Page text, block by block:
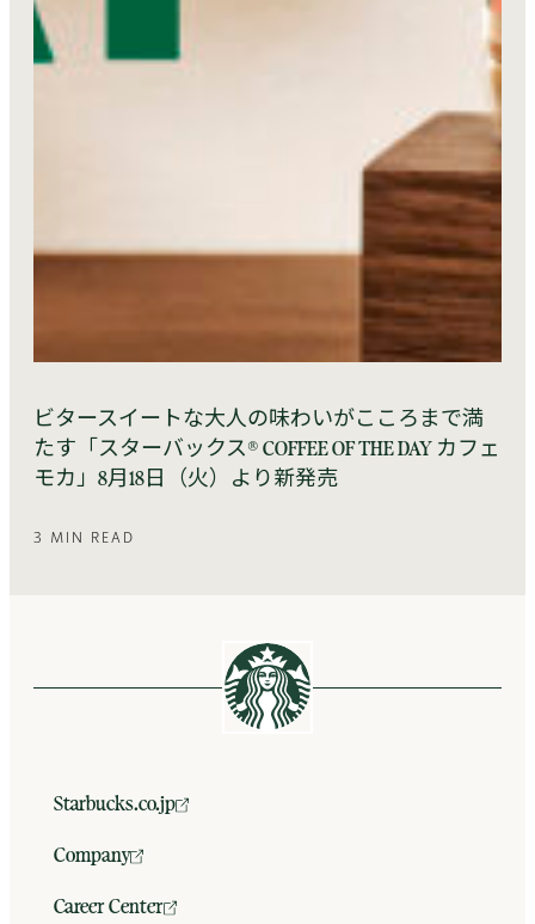
ビタースイートな大人の味わいがこころまで満
たす「スターバックス® COFFEE OF THE DAY カフェ
モカ」8月18日（火）より新発売
3 MIN READ
Starbucks.co.jp
Company
Career Center